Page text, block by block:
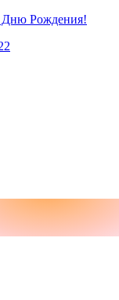
Дню Рождения!